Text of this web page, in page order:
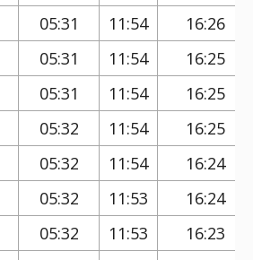
05:31 11:54
16:26
05:31 11:54
16:25
05:31 11:54
16:25
05:32 11:54
16:25
05:32 11:54
16:24
05:32 11:53
16:24
05:32 11:53
16:23